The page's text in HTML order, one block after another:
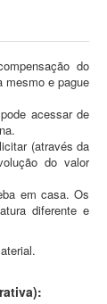
do
mesmo e pague
acessar de
(através da
do valor
em casa. Os
diferente e